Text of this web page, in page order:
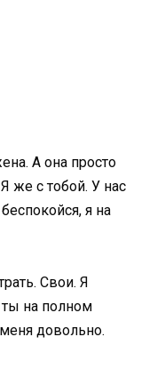
А она просто
же с тобой. У нас
я на
Свои. Я
ты на полном
довольно.